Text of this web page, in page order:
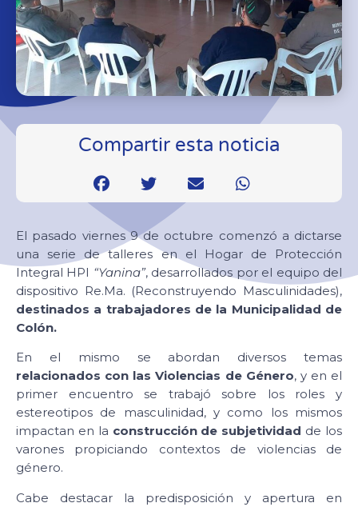
Compartir esta noticia
El pasado viernes 9 de octubre comenzó a dictarse
una serie de talleres en el Hogar de Protección
Integral HPI “Yanina”, desarrollados por el equipo del
dispositivo Re.Ma. (Reconstruyendo Masculinidades),
destinados a trabajadores de la Municipalidad de
Colón.
En el mismo se abordan diversos temas
relacionados con las Violencias de Género, y en el
primer encuentro se trabajó sobre los roles y
estereotipos de masculinidad, y como los mismos
impactan en la construcción de subjetividad de los
varones propiciando contextos de violencias de
género.
Cabe destacar la predisposición y apertura en